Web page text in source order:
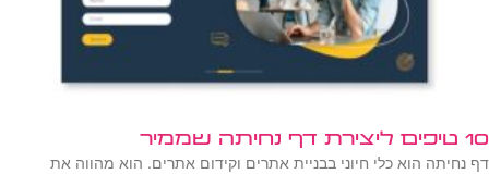
10 טיפים ליצירת דף נחיתה שממיר
דף נחיתה הוא כלי חיוני בבניית אתרים וקידום אתרים. הוא מהווה את